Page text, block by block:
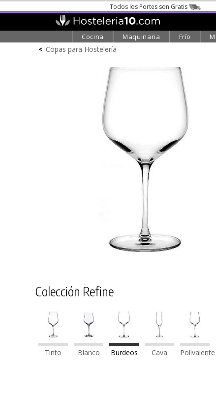
Todos los Portes son Gratis
Cocina Maquinaria Frío
< Copas para Hostelería
Colección Refine
Tinto Blanco Burdeos Cava Polivalente